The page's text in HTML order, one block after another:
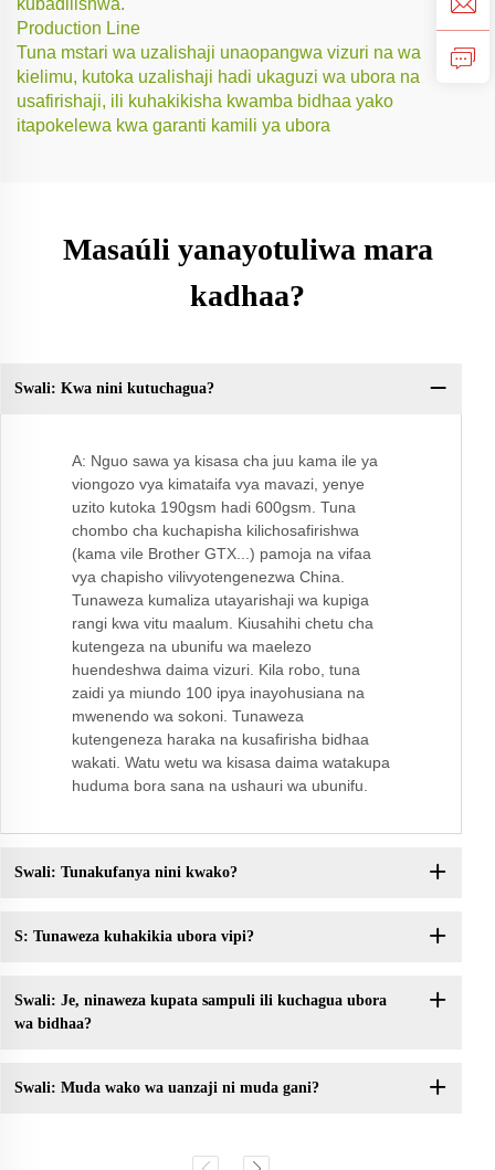
Production Line
Tuna mstari wa uzalishaji unaopangwa vizuri na wa
kielimu, kutoka uzalishaji hadi ukaguzi wa ubora na
usafirishaji, ili kuhakikisha kwamba bidhaa yako
itapokelewa kwa garanti kamili ya ubora
Masaúli yanayotuliwa mara
kadhaa?
Swali: Kwa nini kutuchagua?
A: Nguo sawa ya kisasa cha juu kama ile ya
viongozo vya kimataifa vya mavazi, yenye
uzito kutoka 190gsm hadi 600gsm. Tuna
chombo cha kuchapisha kilichosafirishwa
(kama vile Brother GTX...) pamoja na vifaa
vya chapisho vilivyotengenezwa China.
Tunaweza kumaliza utayarishaji wa kupiga
rangi kwa vitu maalum. Kiusahihi chetu cha
kutengeza na ubunifu wa maelezo
huendeshwa daima vizuri. Kila robo, tuna
zaidi ya miundo 100 ipya inayohusiana na
mwenendo wa sokoni. Tunaweza
kutengeneza haraka na kusafirisha bidhaa
wakati. Watu wetu wa kisasa daima watakupa
huduma bora sana na ushauri wa ubunifu.
Swali: Tunakufanya nini kwako?
S: Tunaweza kuhakikia ubora vipi?
Swali: Je, ninaweza kupata sampuli ili kuchagua ubora
wa bidhaa?
Swali: Muda wako wa uanzaji ni muda gani?